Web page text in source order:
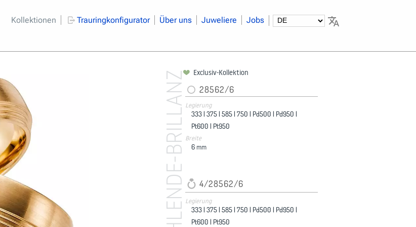
Kollektionen Trauringkonfigurator Über uns Juweliere Jobs
STRAHLENDE-BRILLANZ Exclusiv-Kollektion
28562/6
Legierung
333 | 375 | 585 | 750 | Pd500 | Pd950 |
Pt600 | Pt950
Breite
6 mm
4/28562/6
Legierung
333 | 375 | 585 | 750 | Pd500 | Pd950 |
Pt600 | Pt950